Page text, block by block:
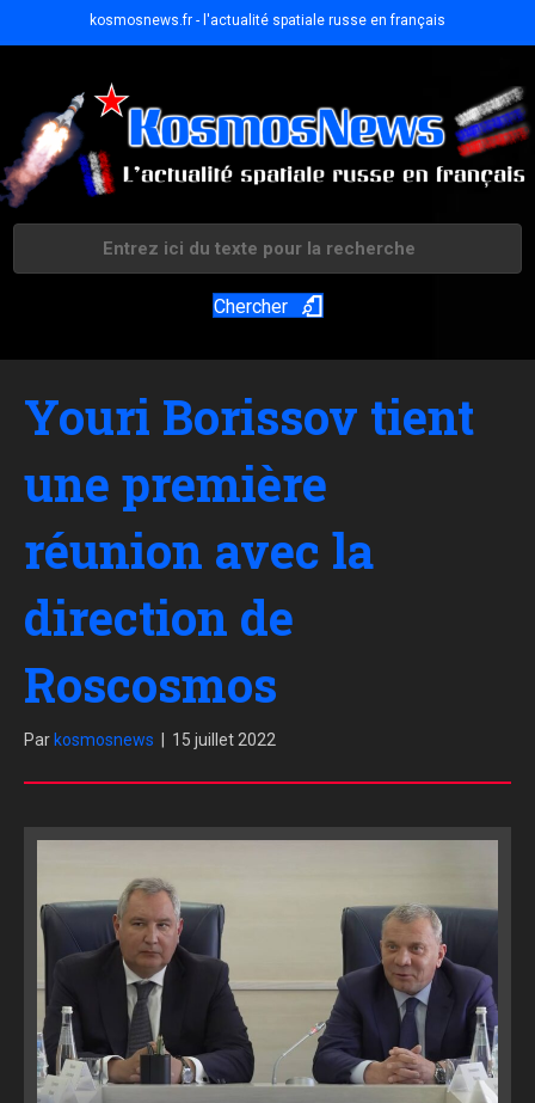
kosmosnews.fr - l'actualité spatiale russe en français
Chercher
Youri Borissov tient
une première
réunion avec la
direction de
Roscosmos
Par kosmosnews 15 juillet 2022